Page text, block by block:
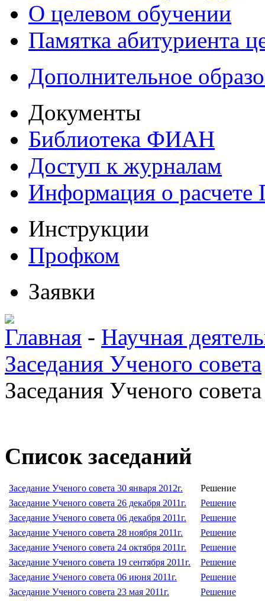
О целевом обучении
Памятка абитуриента
Дополнительное
Документы
Библиотека ФИАН
Доступ к журналам
Информация о
Инструкции
Профком
Заявки
Главная - Научная
Заседания Ученого совета
Заседания Ученого
Список заседаний
Заседание Ученого совета 30 января 2012г.
Решение
Заседание Ученого совета 26 декабря 2011г.
Решение
Заседание Ученого совета 06 декабря 2011г.
Решение
Заседание Ученого совета 28 ноября 2011г.
Решение
Заседание Ученого совета 24 октября 2011г.
Решение
Заседание Ученого совета 19 сентября 2011г.
Решение
Заседание Ученого совета 06 июня 2011г.
Решение
Заседание Ученого совета 23 мая 2011г.
Решение